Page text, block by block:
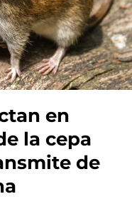
en
la cepa
de